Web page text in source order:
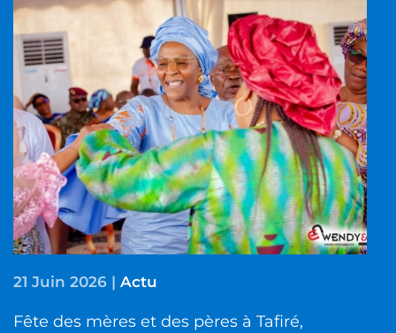
21 Juin 2026 | Actu
Fête des mères et des pères à Tafiré,